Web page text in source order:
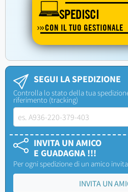
SPEDISCI
CON IL TUO GESTIONALE
SEGUI LA SPEDIZIONE
Controlla lo stato della tua
riferimento (tracking)
INVITA UN AMICO
E GUADAGNA !!!
Per ogni spedizione di un amico
INVITA UN